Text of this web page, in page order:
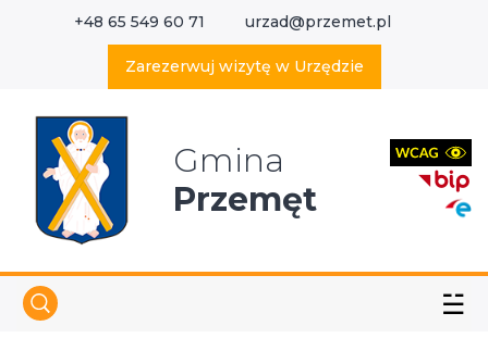
+48 65 549 60 71 urzad@przemet.pl
Zarezerwuj wizytę w Urzędzie
Gmina
Przemęt
☱
Wyszukaj w serwisie